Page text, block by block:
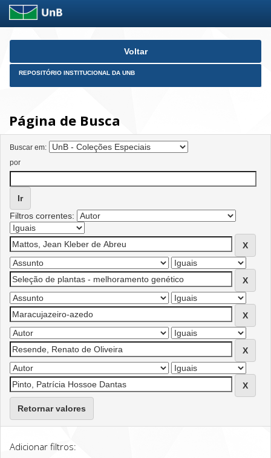
Skip
Voltar
REPOSITÓRIO INSTITUCIONAL DA UNB
Página de Busca
Buscar em:
por
Filtros correntes:
Retornar valores
Adicionar filtros: